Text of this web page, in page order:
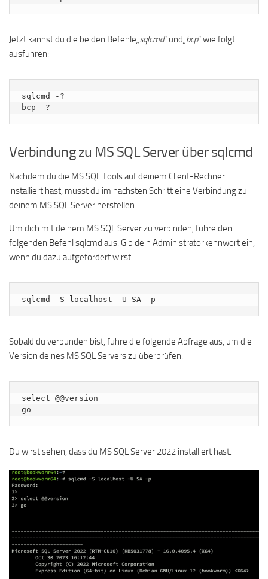
Jetzt kannst du die beiden Befehle „sqlcmd“ und „bcp“ wie folgt
ausführen:
sqlcmd -?
bcp -?
Verbindung zu MS SQL Server über sqlcmd
Nachdem du die MS SQL Tools auf deinem Client-Rechner
installiert hast, musst du im nächsten Schritt eine Verbindung zu
deinem MS SQL Server herstellen.
Um dich mit deinem MS SQL Server zu verbinden, führe den
folgenden Befehl sqlcmd aus. Gib dein Administratorkennwort ein,
wenn du dazu aufgefordert wirst.
sqlcmd -S localhost -U SA -p
Sobald du verbunden bist, führe die folgende Abfrage aus, um die
Version deines MS SQL Servers zu überprüfen.
select @@version
go
Du wirst sehen, dass du MS SQL Server 2022 installiert hast.